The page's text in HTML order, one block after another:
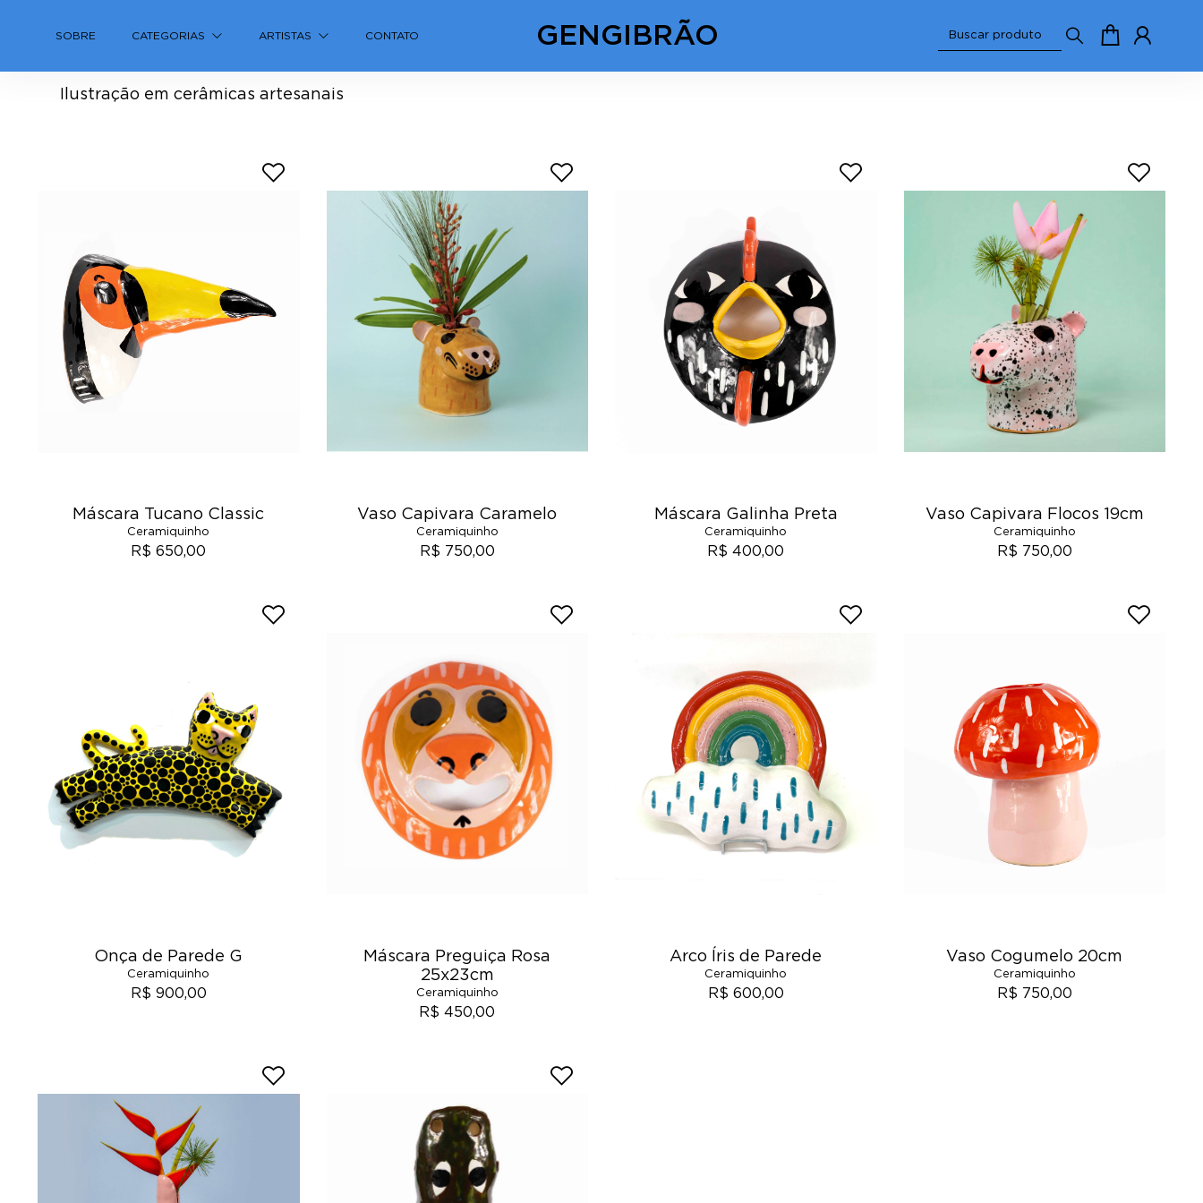
SOBRE CATEGORIAS ARTISTAS CONTATO GENGIBRÃO
Ceramiquinho
Ilustração em cerâmicas artesanais
Máscara Tucano Classic
Ceramiquinho
R$ 650,00
Vaso Capivara Caramelo
Ceramiquinho
R$ 750,00
Máscara Galinha Preta
Ceramiquinho
R$ 400,00
Vaso Capivara Flocos 19cm
Ceramiquinho
R$ 750,00
Onça de Parede G
Ceramiquinho
R$ 900,00
Máscara Preguiça Rosa
25x23cm
Ceramiquinho
R$ 450,00
Arco Íris de Parede
Ceramiquinho
R$ 600,00
Vaso Cogumelo 20cm
Ceramiquinho
R$ 750,00